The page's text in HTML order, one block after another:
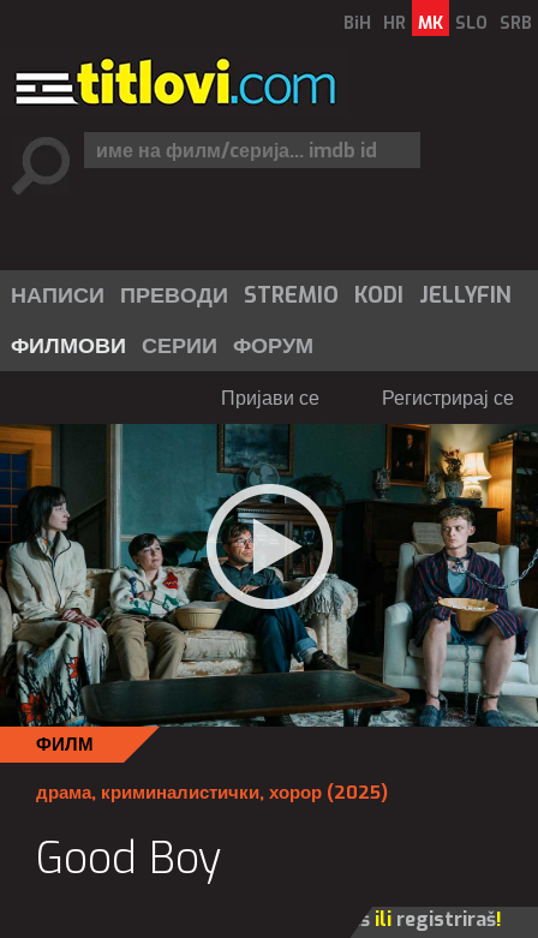
BiH HR MK SLO SRB
НАПИСИ ПРЕВОДИ STREMIO KODI
JELLYFIN
ФИЛМОВИ СЕРИИ ФОРУМ
Пријави се Регистрирај се
ФИЛМ
драма, криминалистички, хорор (2025)
Good Boy
prijaviš ili registriraš!